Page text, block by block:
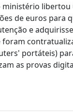
ministério libertou
de euros para
e
portáteis)
as provas